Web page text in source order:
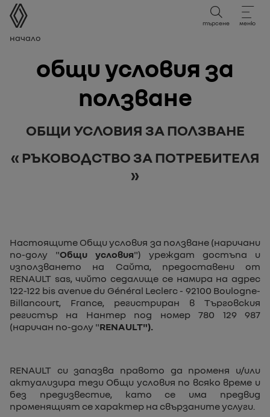
Ръководство за потребителя
търсене меню
Навигационен път
Начало
общи условия за
ползване
ОБЩИ УСЛОВИЯ ЗА ПОЛЗВАНЕ
« РЪКОВОДСТВО ЗА ПОТРЕБИТЕЛЯ
»
Настоящите Общи условия за ползване (наричани
по-долу "Общи условия") уреждат достъпа и
използването на Сайта, предоставени от
RENAULT sas, чийто седалище се намира на адрес
122-122 bis avenue du Général Leclerc - 92100 Boulogne-
Billancourt, France, регистриран в Търговския
регистър на Нантер под номер 780 129 987
(наричан по-долу "RENAULT").
RENAULT си запазва правото да променя и/или
актуализира тези Общи условия по всяко време и
без предизвестие, като се има предвид
променящият се характер на свързаните услуги.